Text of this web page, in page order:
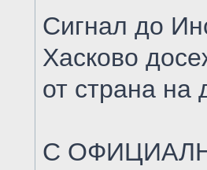
Сигнал до
Хасково
от страна
С